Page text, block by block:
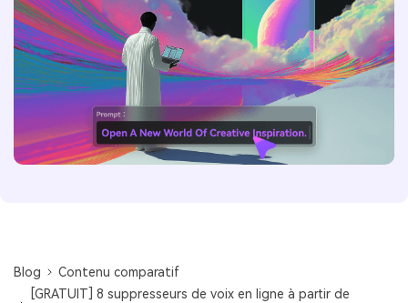
Blog
Contenu comparatif
[GRATUIT] 8 suppresseurs de voix en ligne à partir de